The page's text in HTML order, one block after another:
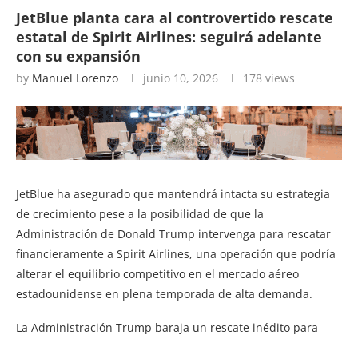
JetBlue planta cara al controvertido rescate
estatal de Spirit Airlines: seguirá adelante
con su expansión
by Manuel Lorenzo junio 10, 2026 178 views
JetBlue ha asegurado que mantendrá intacta su estrategia
de crecimiento pese a la posibilidad de que la
Administración de Donald Trump intervenga para rescatar
financieramente a Spirit Airlines, una operación que podría
alterar el equilibrio competitivo en el mercado aéreo
estadounidense en plena temporada de alta demanda.
La Administración Trump baraja un rescate inédito para